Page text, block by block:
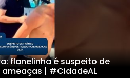
flanelinha é suspeito de
| #CidadeAL